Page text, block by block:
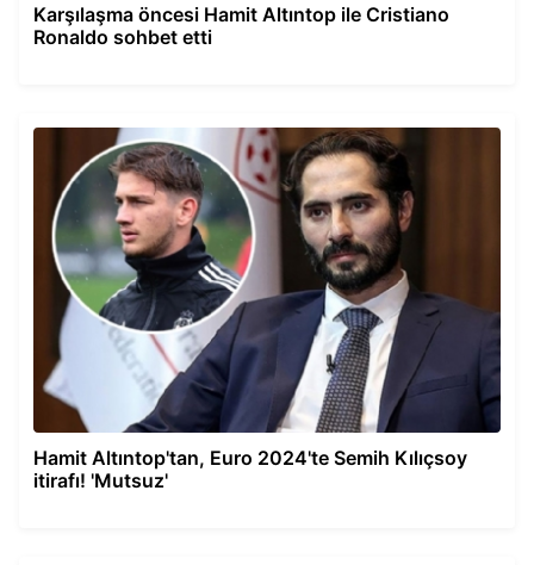
Karşılaşma öncesi Hamit Altıntop ile Cristiano
Ronaldo sohbet etti
Hamit Altıntop'tan, Euro 2024'te Semih Kılıçsoy
itirafı! 'Mutsuz'